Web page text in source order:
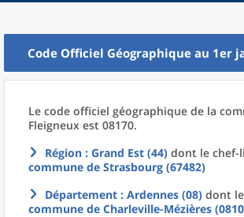
Code Officiel Géographique au 1er
Le code officiel géographique de la
Fleigneux est 08170.
Région : Grand Est (44) dont le chef-
commune de Strasbourg (67482)
Département : Ardennes (08) dont
commune de Charleville-Mézières